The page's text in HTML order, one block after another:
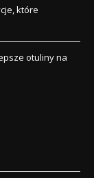
które
otuliny na